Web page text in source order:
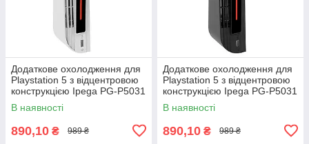
Додаткове охолодження для
Playstation 5 з відцентровою
конструкцією Ipega PG-P5031
Білий
В наявності
890,10 ₴ 989 ₴
Додаткове охолодження для
Playstation 5 з відцентровою
конструкцією Ipega PG-P5031
(Чорний)
В наявності
890,10 ₴ 989 ₴